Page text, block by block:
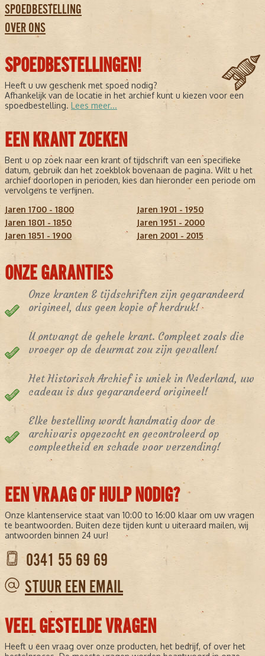
SPOEDBESTELLING
OVER ONS
SPOEDBESTELLINGEN!
Heeft u uw geschenk met spoed nodig?
Afhankelijk van de locatie in het archief kunt u kiezen voor een
spoedbestelling. Lees meer...
EEN KRANT ZOEKEN
Bent u op zoek naar een krant of tijdschrift van een specifieke
datum, gebruik dan het zoekblok bovenaan de pagina. Wilt u het
archief doorlopen in perioden, kies dan hieronder een periode om
vervolgens te verfijnen.
Jaren 1700 - 1800
Jaren 1801 - 1850
Jaren 1851 - 1900
Jaren 1901 - 1950
Jaren 1951 - 2000
Jaren 2001 - 2015
ONZE GARANTIES
Onze kranten & tijdschriften zijn gegarandeerd
origineel, dus geen kopie of herdruk!
U ontvangt de gehele krant. Compleet zoals die
vroeger op de deurmat zou zijn gevallen!
Het Historisch Archief is uniek in Nederland, uw
cadeau is dus gegarandeerd origineel!
Elke bestelling wordt handmatig door de
archivaris opgezocht en gecontroleerd op
compleetheid en schade voor verzending!
EEN VRAAG OF HULP NODIG?
Onze klantenservice staat van 10:00 to 16:00 klaar om uw vragen
te beantwoorden. Buiten deze tijden kunt u uiteraard mailen, wij
antwoorden binnen 24 uur!
0341 55 69 69
STUUR EEN EMAIL
VEEL GESTELDE VRAGEN
Heeft u een vraag over onze producten, het bedrijf, of over het